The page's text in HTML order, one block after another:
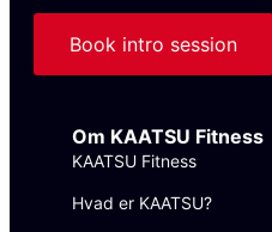
Om KAATSU Fitness
KAATSU Fitness
Hvad er KAATSU?
Book intro session